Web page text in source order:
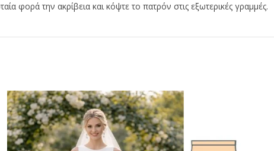
φορά την ακρίβεια και κόψτε το πατρόν στις εξωτερικές γραμμές.